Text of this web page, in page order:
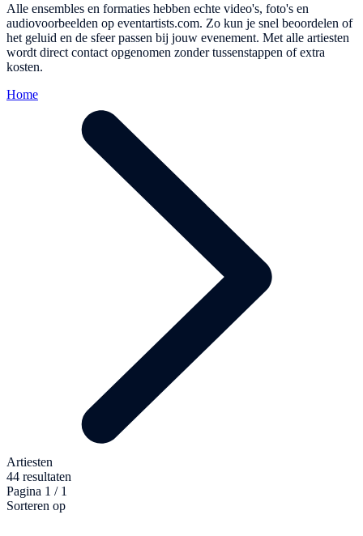
Alle ensembles en formaties hebben echte video's, foto's en
audiovoorbeelden op eventartists.com. Zo kun je snel beoordelen of
het geluid en de sfeer passen bij jouw evenement. Met alle artiesten
wordt direct contact opgenomen zonder tussenstappen of extra
kosten.
Home
Artiesten
44 resultaten
Pagina 1 / 1
Sorteren op